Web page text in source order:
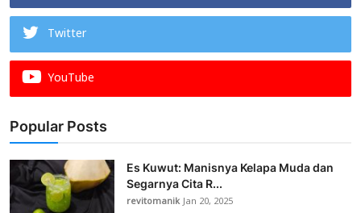
Twitter
YouTube
Popular Posts
Es Kuwut: Manisnya Kelapa Muda dan
Segarnya Cita R...
revitomanikJan 20, 2025